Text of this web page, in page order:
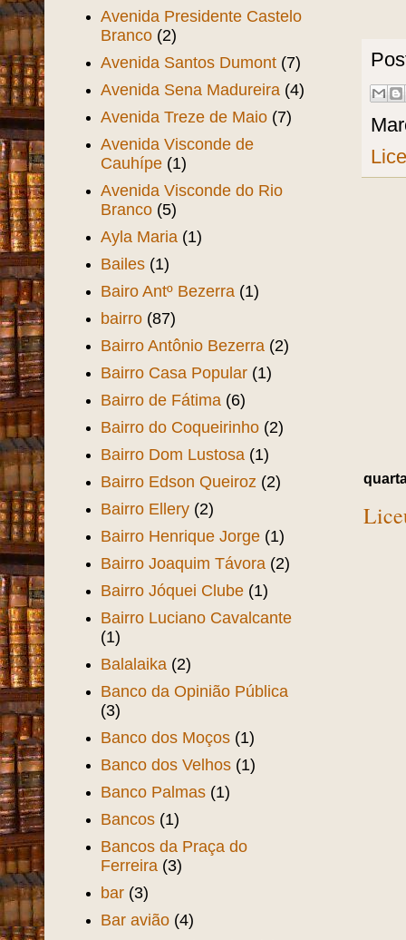
Avenida Presidente Castelo
Branco (2)
Avenida Santos Dumont (7)
Avenida Sena Madureira (4)
Avenida Treze de Maio (7)
Avenida Visconde de
Cauhípe (1)
Avenida Visconde do Rio
Branco (5)
Ayla Maria (1)
Bailes (1)
Bairo Antº Bezerra (1)
bairro (87)
Bairro Antônio Bezerra (2)
Bairro Casa Popular (1)
Bairro de Fátima (6)
Bairro do Coqueirinho (2)
Bairro Dom Lustosa (1)
Bairro Edson Queiroz (2)
Bairro Ellery (2)
Bairro Henrique Jorge (1)
Bairro Joaquim Távora (2)
Bairro Jóquei Clube (1)
Bairro Luciano Cavalcante
(1)
Balalaika (2)
Banco da Opinião Pública
(3)
Banco dos Moços (1)
Banco dos Velhos (1)
Banco Palmas (1)
Bancos (1)
Bancos da Praça do
Ferreira (3)
bar (3)
Bar avião (4)